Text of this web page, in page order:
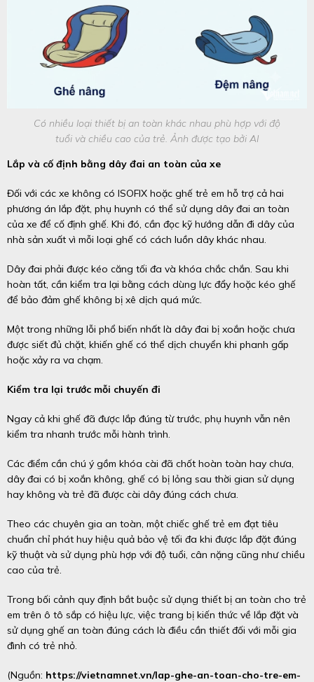
Có nhiều loại thiết bị an toàn khác nhau phù hợp với độ
tuổi và chiều cao của trẻ. Ảnh được tạo bởi AI
Lắp và cố định bằng dây đai an toàn của xe
Đối với các xe không có ISOFIX hoặc ghế trẻ em hỗ trợ cả hai
phương án lắp đặt, phụ huynh có thể sử dụng dây đai an toàn
của xe để cố định ghế. Khi đó, cần đọc kỹ hướng dẫn đi dây của
nhà sản xuất vì mỗi loại ghế có cách luồn dây khác nhau.
Dây đai phải được kéo căng tối đa và khóa chắc chắn. Sau khi
hoàn tất, cần kiểm tra lại bằng cách dùng lực đẩy hoặc kéo ghế
để bảo đảm ghế không bị xê dịch quá mức.
Một trong những lỗi phổ biến nhất là dây đai bị xoắn hoặc chưa
được siết đủ chặt, khiến ghế có thể dịch chuyển khi phanh gấp
hoặc xảy ra va chạm.
Kiểm tra lại trước mỗi chuyến đi
Ngay cả khi ghế đã được lắp đúng từ trước, phụ huynh vẫn nên
kiểm tra nhanh trước mỗi hành trình.
Các điểm cần chú ý gồm khóa cài đã chốt hoàn toàn hay chưa,
dây đai có bị xoắn không, ghế có bị lỏng sau thời gian sử dụng
hay không và trẻ đã được cài dây đúng cách chưa.
Theo các chuyên gia an toàn, một chiếc ghế trẻ em đạt tiêu
chuẩn chỉ phát huy hiệu quả bảo vệ tối đa khi được lắp đặt đúng
kỹ thuật và sử dụng phù hợp với độ tuổi, cân nặng cũng như chiều
cao của trẻ.
Trong bối cảnh quy định bắt buộc sử dụng thiết bị an toàn cho trẻ
em trên ô tô sắp có hiệu lực, việc trang bị kiến thức về lắp đặt và
sử dụng ghế an toàn đúng cách là điều cần thiết đối với mỗi gia
đình có trẻ nhỏ.
(Nguồn: https://vietnamnet.vn/lap-ghe-an-toan-cho-tre-em-